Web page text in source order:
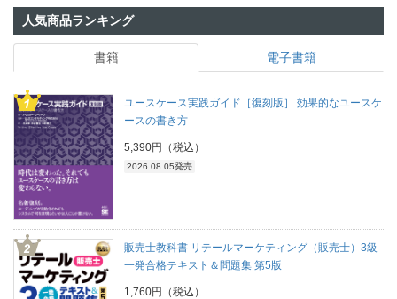
人気商品ランキング
書籍 電子書籍
ユースケース実践ガイド［復刻版］ 効果的なユースケ
ースの書き方
5,390円（税込）
2026.08.05発売
販売士教科書 リテールマーケティング（販売士）3級
一発合格テキスト＆問題集 第5版
1,760円（税込）